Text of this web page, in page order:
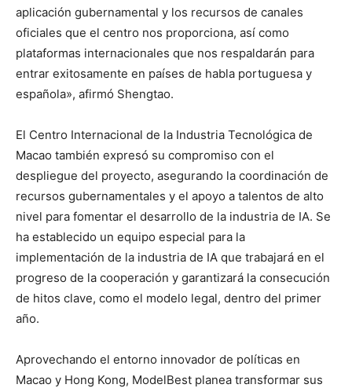
aplicación gubernamental y los recursos de canales
oficiales que el centro nos proporciona, así como
plataformas internacionales que nos respaldarán para
entrar exitosamente en países de habla portuguesa y
española», afirmó Shengtao.
El Centro Internacional de la Industria Tecnológica de
Macao también expresó su compromiso con el
despliegue del proyecto, asegurando la coordinación de
recursos gubernamentales y el apoyo a talentos de alto
nivel para fomentar el desarrollo de la industria de IA. Se
ha establecido un equipo especial para la
implementación de la industria de IA que trabajará en el
progreso de la cooperación y garantizará la consecución
de hitos clave, como el modelo legal, dentro del primer
año.
Aprovechando el entorno innovador de políticas en
Macao y Hong Kong, ModelBest planea transformar sus